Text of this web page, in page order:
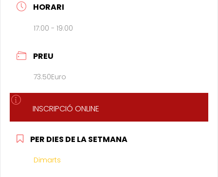
HORARI
17:00 - 19:00
PREU
73.50Euro
INSCRIPCIÓ ONLINE
PER DIES DE LA SETMANA
Dimarts